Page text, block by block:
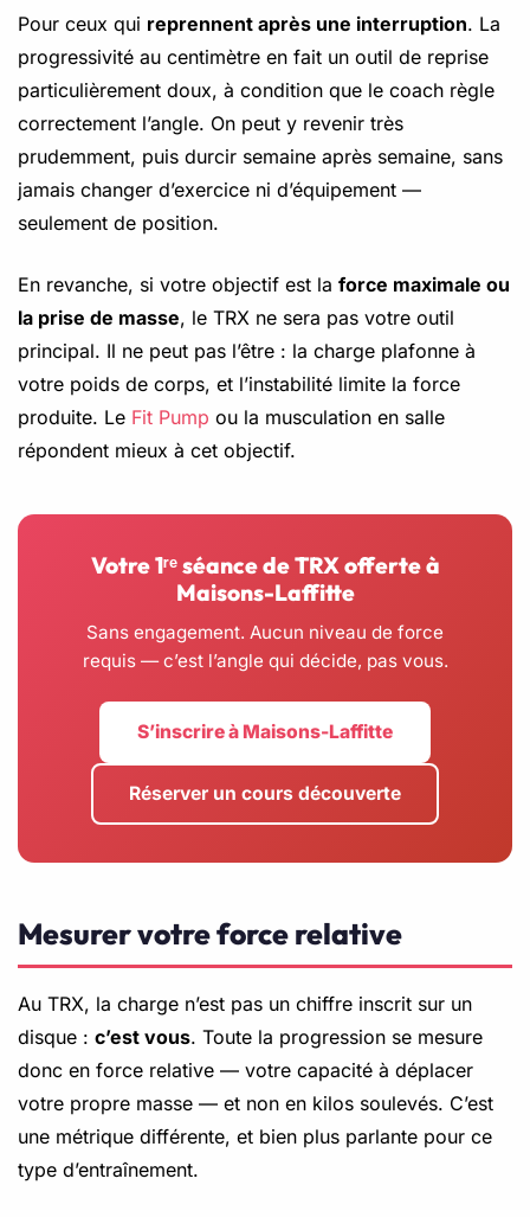
Pour ceux qui reprennent après une interruption. La
progressivité au centimètre en fait un outil de reprise
particulièrement doux, à condition que le coach règle
correctement l’angle. On peut y revenir très
prudemment, puis durcir semaine après semaine, sans
jamais changer d’exercice ni d’équipement —
seulement de position.
En revanche, si votre objectif est la force maximale ou
la prise de masse, le TRX ne sera pas votre outil
principal. Il ne peut pas l’être : la charge plafonne à
votre poids de corps, et l’instabilité limite la force
produite. Le Fit Pump ou la musculation en salle
répondent mieux à cet objectif.
Votre 1ʳᵉ séance de TRX offerte à
Maisons-Laffitte
Sans engagement. Aucun niveau de force
requis — c’est l’angle qui décide, pas vous.
S’inscrire à Maisons-Laffitte
Réserver un cours découverte
Mesurer votre force relative
Au TRX, la charge n’est pas un chiffre inscrit sur un
disque : c’est vous. Toute la progression se mesure
donc en force relative — votre capacité à déplacer
votre propre masse — et non en kilos soulevés. C’est
une métrique différente, et bien plus parlante pour ce
type d’entraînement.